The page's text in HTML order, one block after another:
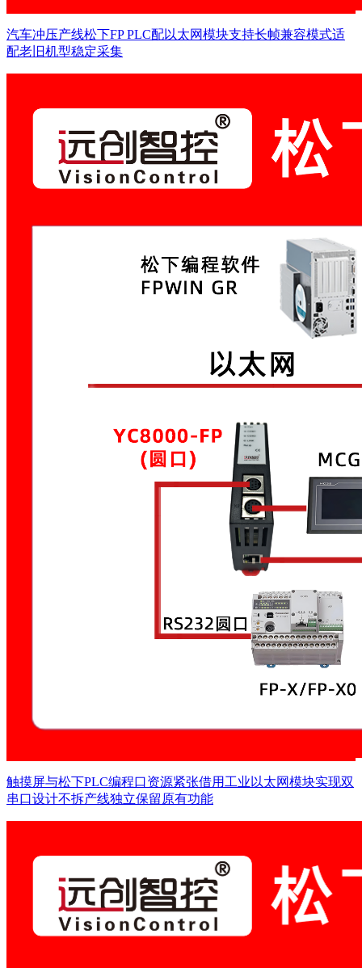
汽车冲压产线松下FP PLC配以太网模块支持长帧兼容模式适
配老旧机型稳定采集
触摸屏与松下PLC编程口资源紧张借用工业以太网模块实现双
串口设计不拆产线独立保留原有功能